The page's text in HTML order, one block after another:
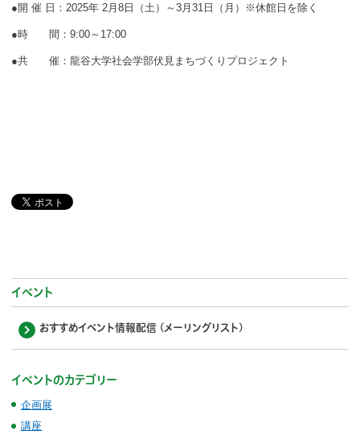
エコメイト・京エコサポーターの方
●開 催 日：2025年 2月8日（土）～3月31日（月）※休館日を除く
●時 間：9:00～17:00
●共 催：龍谷大学社会学部伏見まちづくりプロジェクト
イベント
おすすめイベント情報配信 (メーリングリスト)
イベントのカテゴリー
企画展
講座